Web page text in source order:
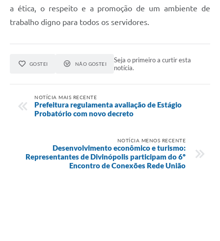
a ética, o respeito e a promoção de um ambiente de
trabalho digno para todos os servidores.
GOSTEI NÃO GOSTEI
Seja o primeiro a curtir esta
notícia.
NOTÍCIA MAIS RECENTE
Prefeitura regulamenta avaliação de Estágio
Probatório com novo decreto
NOTÍCIA MENOS RECENTE
Desenvolvimento econômico e turismo:
Representantes de Divinópolis participam do 6º
Encontro de Conexões Rede União